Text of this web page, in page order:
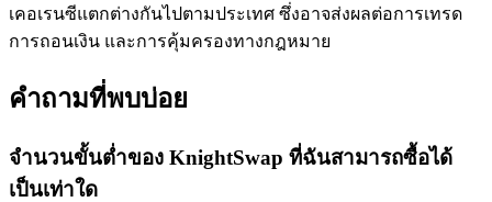
Exclusive for BitMart Users
เคอเรนซีแตกต่างกันไปตามประเทศ ซึ่งอาจส่งผลต่อการเทรด
การถอนเงิน และการคุ้มครองทางกฎหมาย
คำถามที่พบบ่อย
จำนวนขั้นต่ำของ KnightSwap ที่ฉันสามารถซื้อได้
เป็นเท่าใด